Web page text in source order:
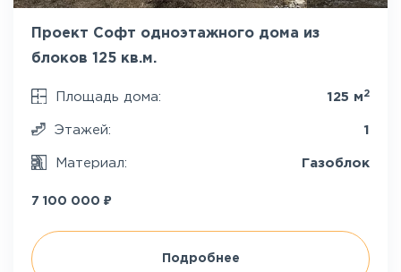
Проект Софт одноэтажного дома из
блоков 125 кв.м.
Площадь дома: 125 м 2
Этажей: 1
Материал: Газоблок
7 100 000 ₽
Подробнее